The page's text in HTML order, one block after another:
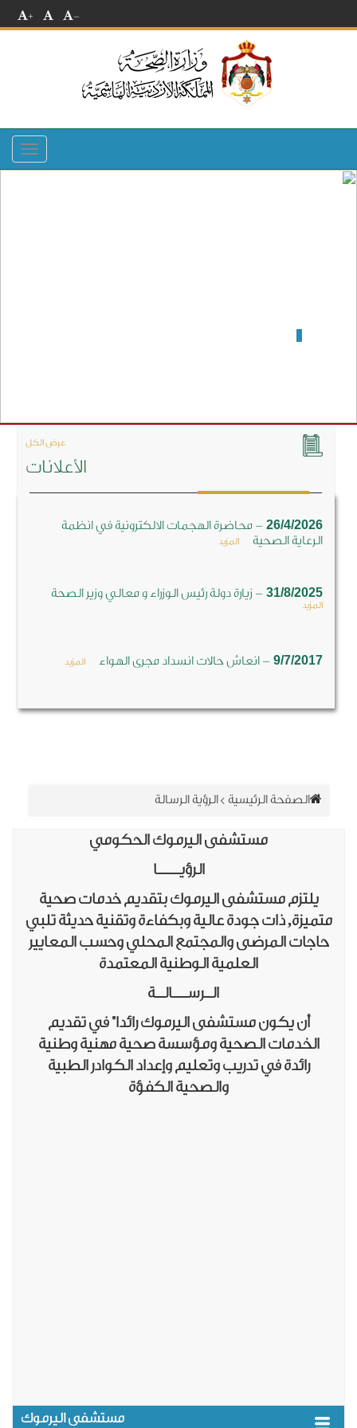
+
Toggle
navigation
الأعلانات
عرض الكل
26/4/2026
-محاضرة الهجمات الالكترونية في انظمة
الرعاية الصحية
المزيد
31/8/2025
-زيارة دولة رئيس الوزراء و معالي وزير الصحة
9/7/2017
-انعاش حالات انسداد مجرى الهواء المزيد
الصفحة الرئيسية>الرؤية الرسالة
مستشفى اليرموك الحكومي
الرؤيــــــــــــــا
يلتزم مستشفى اليرموك بتقديم خدمات صحية
ذات جودة عالية وبكفاءة وتقنية حديثة تلبي
المرضى والمجتمع المحلي وحسب المعايير
العلمية الوطنية المعتمدة
الــــرســـــــــالـــــة
أن يكون مستشفى اليرموك رائدا" في تقديم
الخدمات الصحية ومؤسسة صحية مهنية وطنية
رائدة في تدريب وتعليم وإعداد الكوادر الطبية
والصحية الكفؤة
مستشفى اليرموك